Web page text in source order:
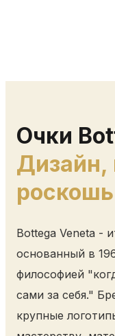
Очки
Дизайн,
роскошь
Bottega Veneta -
основанный в
философией
сами за себя."
крупные